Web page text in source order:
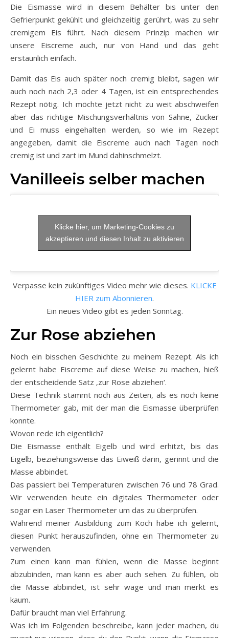
Die Eismasse wird in diesem Behälter bis unter den
Gefrierpunkt gekühlt und gleichzeitig gerührt, was zu sehr
cremigem Eis führt. Nach diesem Prinzip machen wir
unsere Eiscreme auch, nur von Hand und das geht
erstaunlich einfach.
Damit das Eis auch später noch cremig bleibt, sagen wir
auch noch nach 2,3 oder 4 Tagen, ist ein entsprechendes
Rezept nötig. Ich möchte jetzt nicht zu weit abschweifen
aber das richtige Mischungsverhältnis von Sahne, Zucker
und Ei muss eingehalten werden, so wie im Rezept
angegeben, damit die Eiscreme auch nach Tagen noch
cremig ist und zart im Mund dahinschmelzt.
Vanilleeis selber machen
Klicke hier, um Marketing-Cookies zu
akzeptieren und diesen Inhalt zu aktivieren
Verpasse kein zukünftiges Video mehr wie dieses. KLICKE
HIER zum Abonnieren.
Ein neues Video gibt es jeden Sonntag.
Zur Rose abziehen
Noch ein bisschen Geschichte zu meinem Rezept. Als ich
gelernt habe Eiscreme auf diese Weise zu machen, hieß
der entscheidende Satz ‚zur Rose abziehen‘.
Diese Technik stammt noch aus Zeiten, als es noch keine
Thermometer gab, mit der man die Eismasse überprüfen
konnte.
Wovon rede ich eigentlich?
Die Eismasse enthält Eigelb und wird erhitzt, bis das
Eigelb, beziehungsweise das Eiweiß darin, gerinnt und die
Masse abbindet.
Das passiert bei Temperaturen zwischen 76 und 78 Grad.
Wir verwenden heute ein digitales Thermometer oder
sogar ein Laser Thermometer um das zu überprüfen.
Während meiner Ausbildung zum Koch habe ich gelernt,
diesen Punkt herauszufinden, ohne ein Thermometer zu
verwenden.
Zum einen kann man fühlen, wenn die Masse beginnt
abzubinden, man kann es aber auch sehen. Zu fühlen, ob
die Masse abbindet, ist sehr wage und man merkt es
kaum.
Dafür braucht man viel Erfahrung.
Was ich im Folgenden beschreibe, kann jeder machen, du